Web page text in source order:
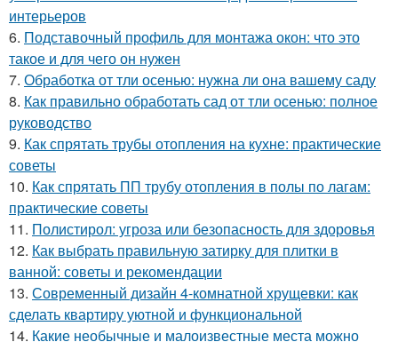
интерьеров
6. Подставочный профиль для монтажа окон: что это
такое и для чего он нужен
7. Обработка от тли осенью: нужна ли она вашему саду
8. Как правильно обработать сад от тли осенью: полное
руководство
9. Как спрятать трубы отопления на кухне: практические
советы
10. Как спрятать ПП трубу отопления в полы по лагам:
практические советы
11. Полистирол: угроза или безопасность для здоровья
12. Как выбрать правильную затирку для плитки в
ванной: советы и рекомендации
13. Современный дизайн 4-комнатной хрущевки: как
сделать квартиру уютной и функциональной
14. Какие необычные и малоизвестные места можно